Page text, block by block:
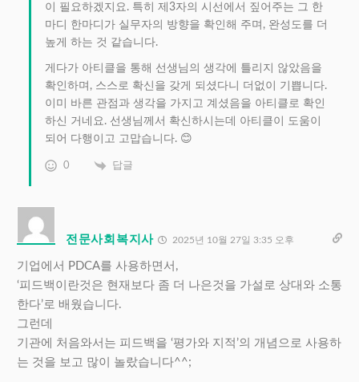
이 필요하겠지요. 특히 제3자의 시선에서 짚어주는 그 한
마디 한마디가 실무자의 방향을 확인해 주며, 완성도를 더
높게 하는 것 같습니다.
게다가 아티클을 통해 선생님의 생각에 틀리지 않았음을
확인하며, 스스로 확신을 갖게 되셨다니 더없이 기쁩니다.
이미 바른 관점과 생각을 가지고 계셨음을 아티클로 확인
하신 거네요. 선생님께서 확신하시는데 아티클이 도움이
되어 다행이고 고맙습니다. 😊
0 답글
전문사회복지사 2025년 10월 27일 3:35 오후
기업에서 PDCA를 사용하면서,
‘피드백이란것은 현재보다 좀 더 나은것을 가설로 상대와 소통
한다’로 배웠습니다.
그런데
기관에 처음와서는 피드백을 ‘평가와 지적’의 개념으로 사용하
는 것을 보고 많이 놀랐습니다^^;